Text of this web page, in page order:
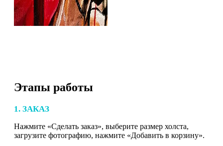
Этапы работы
1. ЗАКАЗ
Нажмите «Сделать заказ», выберите размер холста,
загрузите фотографию, нажмите «Добавить в корзину».